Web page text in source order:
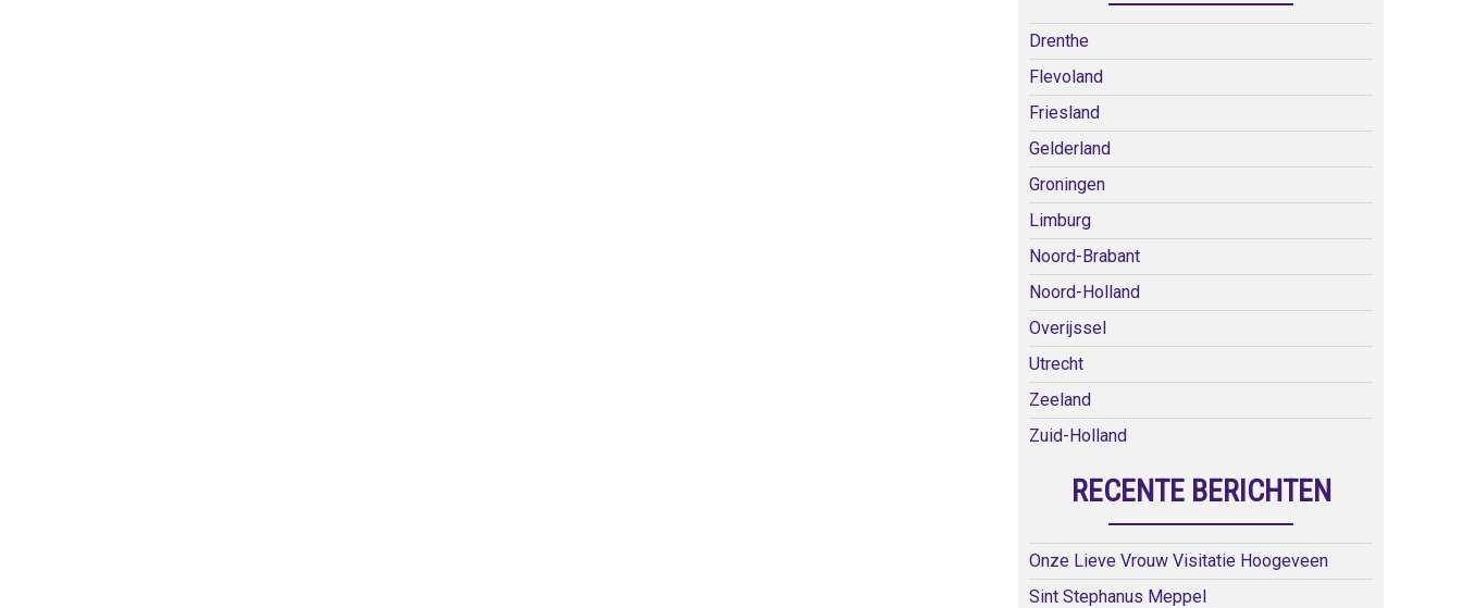
Drenthe
Flevoland
Friesland
Gelderland
Groningen
Limburg
Noord-Brabant
Noord-Holland
Overijssel
Utrecht
Zeeland
Zuid-Holland
RECENTE BERICHTEN
Onze Lieve Vrouw Visitatie Hoogeveen
Sint Stephanus Meppel